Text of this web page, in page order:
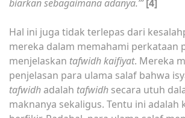
biarkan sebagaimana adanya.’” [4]
Hal ini juga tidak terlepas dari
mereka dalam memahami perkataan
menjelaskan tafwidh kaifiyat. Mereka
penjelasan para ulama salaf bahwa
tafwidhadalah tafwidh secara utuh
maknanya sekaligus. Tentu ini adalah